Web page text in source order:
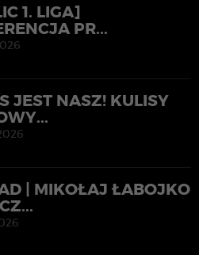
1. LIGA]
PR...
JEST NASZ! KULISY
| MIKOŁAJ ŁABOJKO